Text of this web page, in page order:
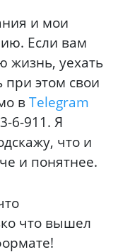
и мои
Если вам
жизнь, уехать
при этом свои
вTelegram
6-911. Я
что и
и понятнее.
что вышел